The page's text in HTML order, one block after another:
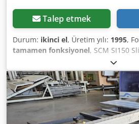
Talep etmek
Durum: ikinci el, Üretim yılı: 1995,
tamamen fonksiyonel, SCM SI150
Specification: • Condition: used,
inspection • Manufacturer: SCM •
table length: 150 cm • Installed
Machine equipped with scoring unit
kW • Blade tilting: manual • Blade
• Spring-loaded blade guard •